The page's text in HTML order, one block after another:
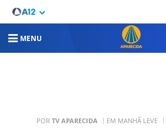
MENU
POR TV APARECIDA EM MANHÃ LEVE